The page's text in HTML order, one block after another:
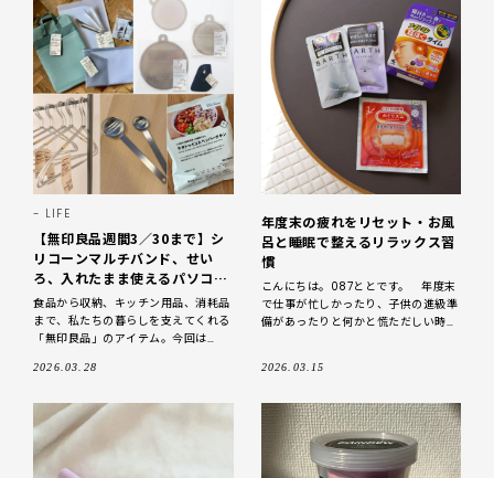
LIFE
【無印良品週間3／30まで】シ
リコーンマルチバンド、せい
ろ、入れたまま使えるパソコン
ケース…LEE編集部が買った愛
用品31アイテムを一挙紹介！
食品から収納、キッチン用品、消耗品
まで、私たちの暮らしを支えてくれる
「無印良品」のアイテム。今回は
LEE編集部のエディター陣がリアルに
2026.03.28
年度末の疲れをリセット・お風
呂と睡眠で整えるリラックス習
慣
こんにちは。087ととです。 年度末
で仕事が忙しかったり、子供の進級準
備があったりと何かと慌ただしい時
との戦いもあったりと”ゆらぎ
2026.03.15